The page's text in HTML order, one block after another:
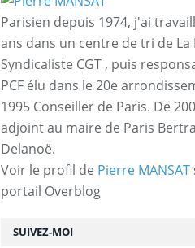
SUIVEZ-MOI
Parisien depuis 1974, j'ai
ans dans un centre de tri de La
Syndicaliste CGT , puis
PCF élu dans le 20e
1995 Conseiller de Paris. De
adjoint au maire de Paris
Delanoë.
Voir le profil de Pierre MANSAT
portail Overblog